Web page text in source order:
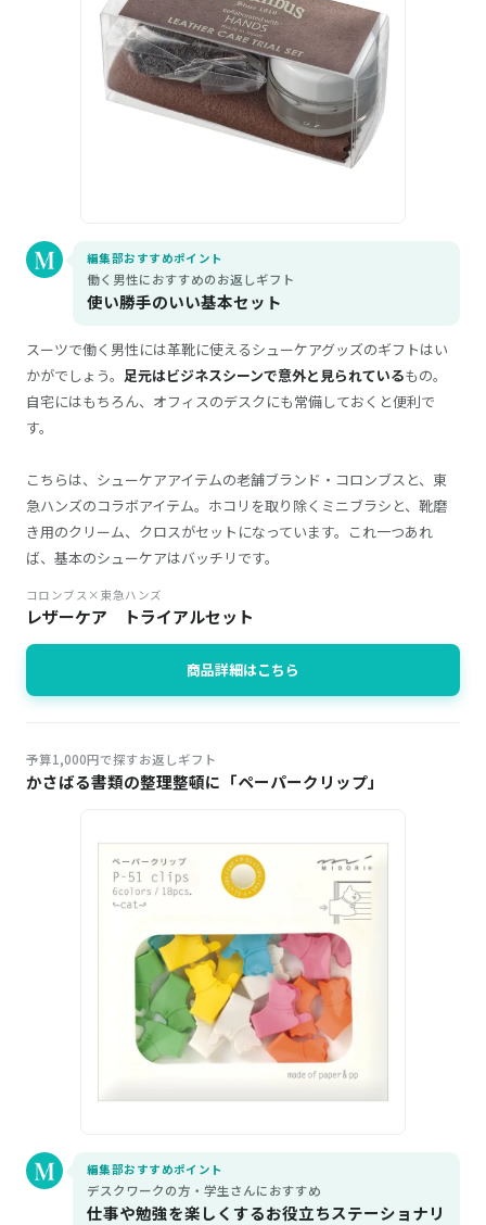
編集部おすすめポイント
働く男性におすすめのお返しギフト
使い勝手のいい基本セット
スーツで働く男性には革靴に使えるシューケアグッズのギフトはい
かがでしょう。 足元はビジネスシーンで意外と見られているもの。
自宅にはもちろん、オフィスのデスクにも常備しておくと便利で
す。
こちらは、シューケアアイテムの老舗ブランド・コロンブスと、東
急ハンズのコラボアイテム。ホコリを取り除くミニブラシと、靴磨
き用のクリーム、クロスがセットになっています。これ一つあれ
ば、基本のシューケアはバッチリです。
コロンブス×東急ハンズ
レザーケア トライアルセット
商品詳細はこちら
予算1,000円で探すお返しギフト
かさばる書類の整理整頓に「ペーパークリップ」
編集部おすすめポイント
デスクワークの方・学生さんにおすすめ
仕事や勉強を楽しくするお役立ちステーショナリ